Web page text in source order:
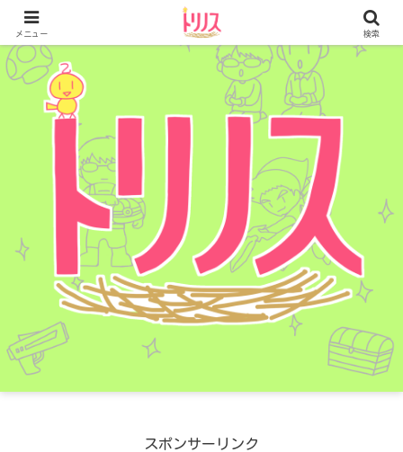
スポンサーリンク
メニュー 検索